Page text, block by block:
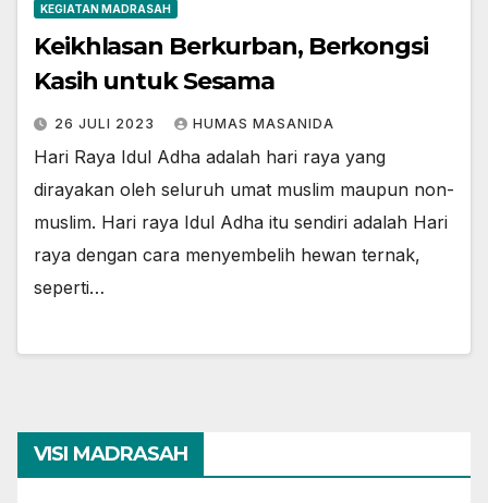
KEGIATAN MADRASAH
Keikhlasan Berkurban, Berkongsi
Kasih untuk Sesama
26 JULI 2023 HUMAS MASANIDA
Hari Raya Idul Adha adalah hari raya yang
dirayakan oleh seluruh umat muslim maupun non-
muslim. Hari raya Idul Adha itu sendiri adalah Hari
raya dengan cara menyembelih hewan ternak,
seperti…
VISI MADRASAH